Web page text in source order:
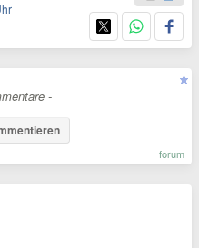
-
forum